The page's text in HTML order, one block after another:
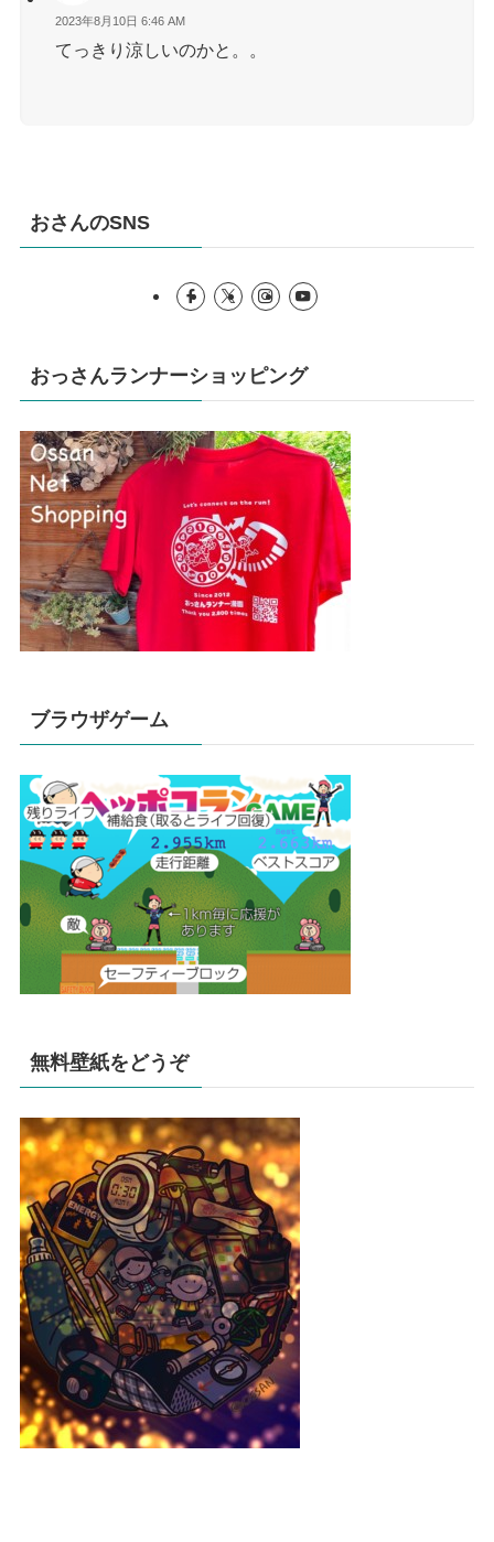
2023年8月10日 6:46 AM
てっきり涼しいのかと。。
おさんのSNS
おっさんランナーショッピング
ブラウザゲーム
無料壁紙をどうぞ